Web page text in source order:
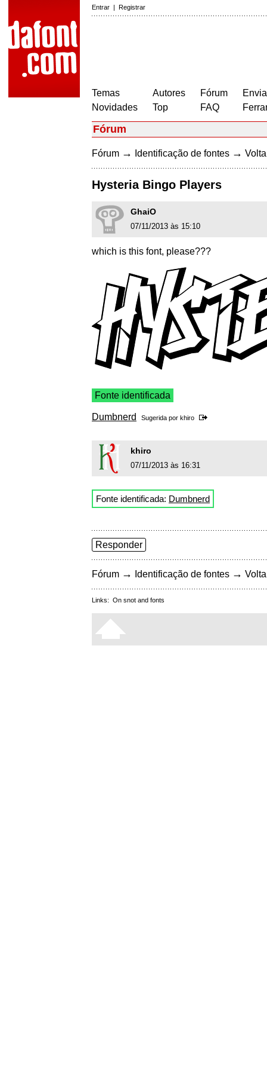
Entrar | Registrar
Temas
Novidades
Autores
Top
Fórum
FAQ
Fórum
Fórum → Identificação de fontes →
Hysteria Bingo Players
GhaiO
07/11/2013 às 15:10
which is this font, please???
Fonte identificada
Dumbnerd Sugerida por khiro
khiro
07/11/2013 às 16:31
Fonte identificada: Dumbnerd
Responder
Fórum → Identificação de fontes →
Links: On snot and fonts